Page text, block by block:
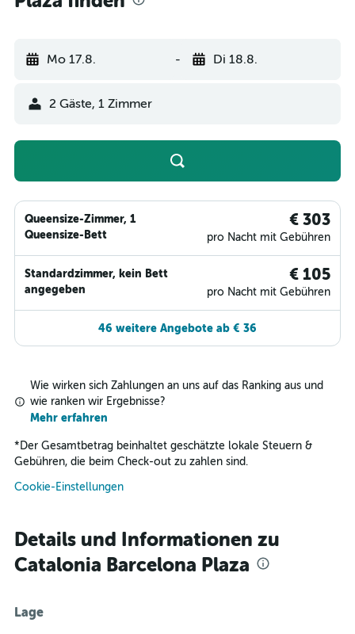
Mo 17.8. - Di 18.8.
2 Gäste, 1 Zimmer
Queensize-Zimmer, 1
Queensize-Bett
€ 303
pro Nacht mit Gebühren
Standardzimmer, kein Bett
angegeben
€ 105
pro Nacht mit Gebühren
46 weitere Angebote ab € 36
Wie wirken sich Zahlungen an uns auf das Ranking aus und
wie ranken wir Ergebnisse?
Mehr erfahren
* Der Gesamtbetrag beinhaltet geschätzte lokale Steuern &
Gebühren, die beim Check-out zu zahlen sind.
Cookie-Einstellungen
Details und Informationen zu
Catalonia Barcelona Plaza
Lage